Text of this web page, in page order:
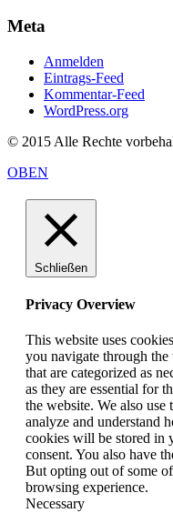
Meta
Anmelden
Eintrags-Feed
Kommentar-Feed
WordPress.org
© 2015 Alle Rechte
OBEN
Schließen
Privacy Overview
This website uses
you navigate through
that are categorized as
as they are essential for
the website. We also
analyze and understand
cookies will be stored in
consent. You also have
But opting out of some
browsing experience.
Necessary